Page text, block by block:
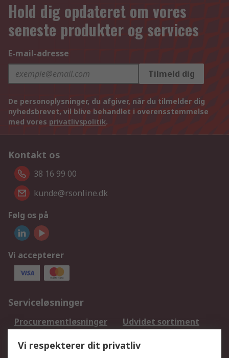
Hold dig opdateret om vores
seneste produkter og services
E-mail-adresse
Tilmeld dig
De personoplysninger, du afgiver, når du tilmelder dig
nyhedsbrevet, vil blive behandlet i overensstemmelse
med vores privatlivspolitik.
Kontakt os
38 16 99 00
kunde@rsonline.dk
Følg os på
Vi accepterer
Serviceløsninger
Procurementløsninger
Udvidet sortiment
DesignSpark
Teknisk Support
Vi respekterer dit privatliv